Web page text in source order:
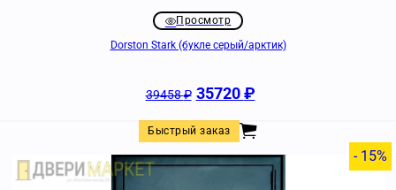
Просмотр
Dorston Stark (букле серый/арктик)
39458₽ 35720₽
Быстрый заказ
- 15%